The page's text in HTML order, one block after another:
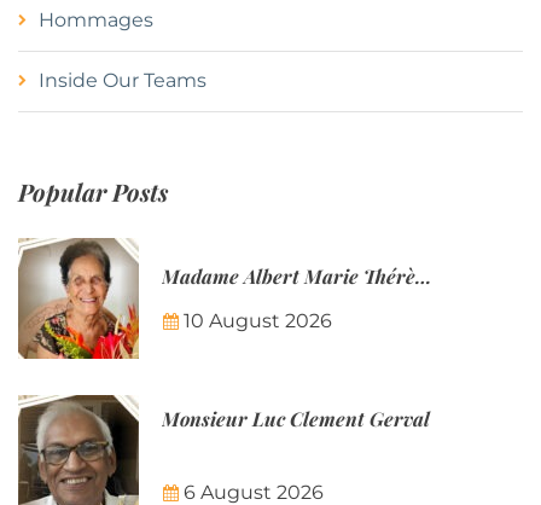
Hommages
Inside Our Teams
Popular Posts
Madame Albert Marie Thérèse née Kanasava Poullé
10 August 2026
Monsieur Luc Clement Gerval
6 August 2026